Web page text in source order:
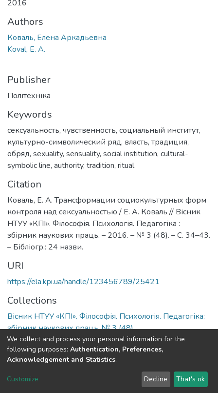
2016
Authors
Коваль, Елена Аркадьевна
Koval, E. А.
Publisher
Політехніка
Keywords
сексуальность, чувственность, социальный институт,
культурно-символический ряд, власть, традиция,
обряд, sexuality, sensuality, social institution, cultural-
symbolic line, authority, tradition, ritual
Citation
Коваль, Е. А. Трансформации социокультурных форм
контроля над сексуальностью / Е. А. Коваль // Вісник
НТУУ «КПІ». Філософія. Психологія. Педагогіка :
збірник наукових праць. – 2016. – № 3 (48). – С. 34–43.
– Бібліогр.: 24 назви.
URI
https://ela.kpi.ua/handle/123456789/25421
Collections
Вісник НТУУ «КПІ». Філософія. Психологія. Педагогіка:
збірник наукових праць, № 3 (48)
Full item page
DSpace software copyright © 2002-2026 LYRASIS
Send Feedback
We collect and process your personal information for the
following purposes: Authentication, Preferences,
Acknowledgement and Statistics.
Customize Decline That's ok